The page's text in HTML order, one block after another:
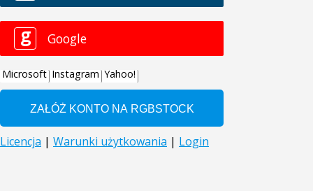
g Google
Microsoft Instagram Yahoo!
Licencja | Warunki użytkowania | Login